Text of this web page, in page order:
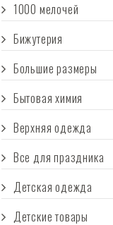
1000 мелочей
Бижутерия
Большие размеры
Бытовая химия
Верхняя одежда
Все для праздника
Детская одежда
Детские товары